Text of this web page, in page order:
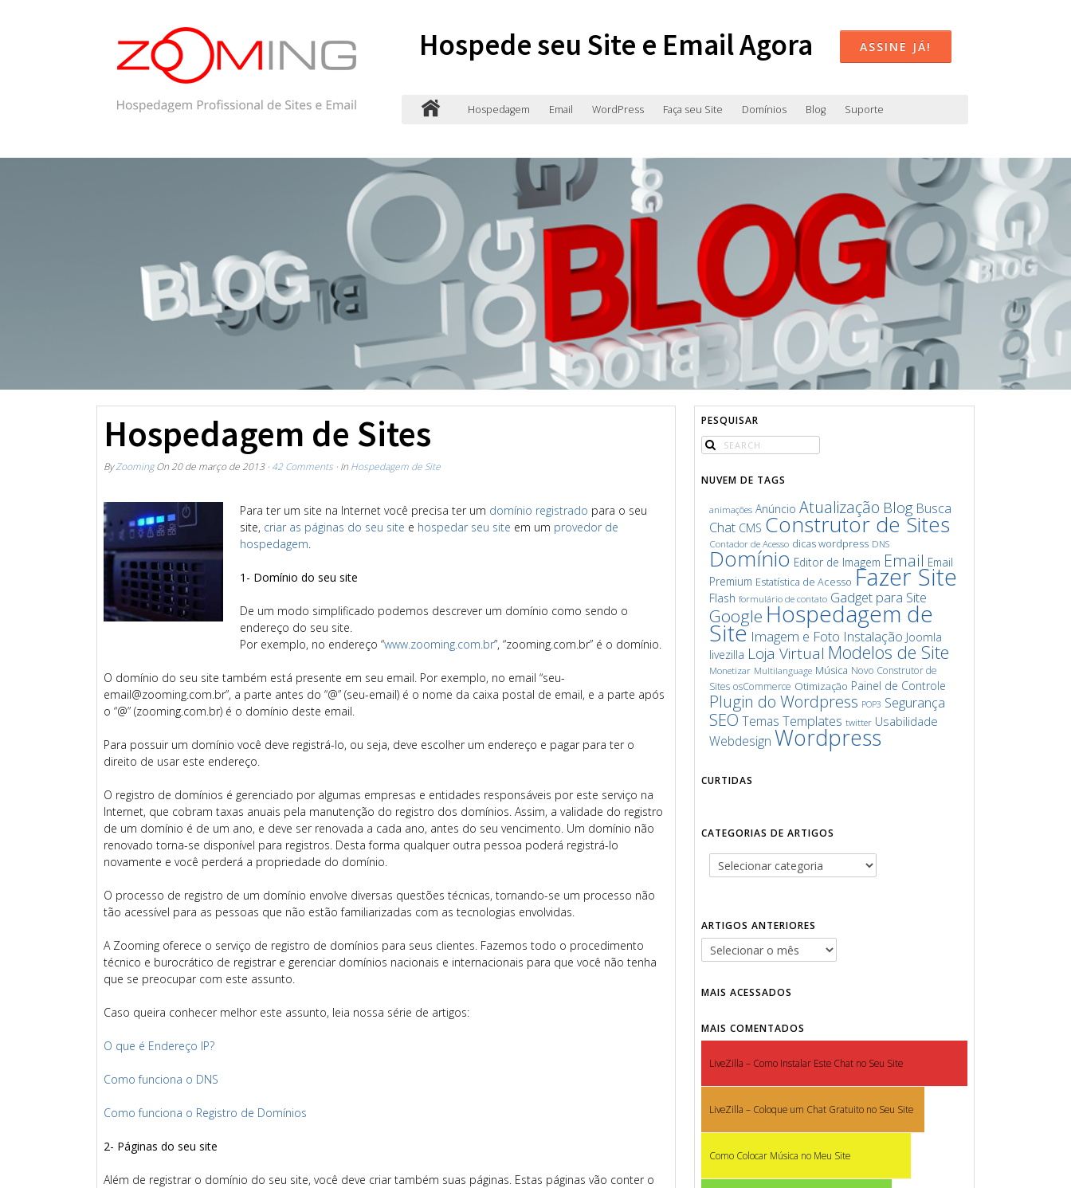
Hospede seu Site e Email Agora ASSINE JÁ!
Hospedagem Email WordPress Faça seu Site Domínios Blog Suporte
Hospedagem de Sites
ByZoomingOn 20 de março de 2013· 42 Comments · In Hospedagem de Site
Para ter um site na Internet você precisa ter um domínio registrado para o seu
site, criar as páginas do seu site e hospedar seu site em um provedor de
hospedagem.
1- Domínio do seu site
De um modo simplificado podemos descrever um domínio como sendo o
endereço do seu site.
Por exemplo, no endereço “www.zooming.com.br”, “zooming.com.br” é o domínio.
O domínio do seu site também está presente em seu email. Por exemplo, no email “seu-
email@zooming.com.br”, a parte antes do “@” (seu-email) é o nome da caixa postal de email, e a parte após
o “@” (zooming.com.br) é o domínio deste email.
Para possuir um domínio você deve registrá-lo, ou seja, deve escolher um endereço e pagar para ter o
direito de usar este endereço.
O registro de domínios é gerenciado por algumas empresas e entidades responsáveis por este serviço na
Internet, que cobram taxas anuais pela manutenção do registro dos domínios. Assim, a validade do registro
de um domínio é de um ano, e deve ser renovada a cada ano, antes do seu vencimento. Um domínio não
renovado torna-se disponível para registros. Desta forma qualquer outra pessoa poderá registrá-lo
novamente e você perderá a propriedade do domínio.
O processo de registro de um domínio envolve diversas questões técnicas, tornando-se um processo não
tão acessível para as pessoas que não estão familiarizadas com as tecnologias envolvidas.
A Zooming oferece o serviço de registro de domínios para seus clientes. Fazemos todo o procedimento
técnico e burocrático de registrar e gerenciar domínios nacionais e internacionais para que você não tenha
que se preocupar com este assunto.
Caso queira conhecer melhor este assunto, leia nossa série de artigos:
O que é Endereço IP?
Como funciona o DNS
Como funciona o Registro de Domínios
2- Páginas do seu site
Além de registrar o domínio do seu site, você deve criar também suas páginas. Estas páginas vão conter o
PESQUISAR
NUVEM DE TAGS
animações Anúncio Atualização Blog Busca
Chat CMS Construtor de Sites
Contador de Acesso dicas wordpress DNS
Domínio Editor de Imagem Email Email
Premium Estatística de Acesso Fazer Site
Flash formulário de contato Gadget para Site
Google Hospedagem de
Site Imagem e Foto Instalação Joomla
livezilla Loja Virtual Modelos de Site
Monetizar Multilanguage Música Novo Construtor de
Sites osCommerce Otimização Painel de Controle
Plugin do Wordpress POP3 Segurança
SEO Temas Templates twitter Usabilidade
Webdesign Wordpress
CURTIDAS
CATEGORIAS DE ARTIGOS
ARTIGOS ANTERIORES
MAIS ACESSADOS
MAIS COMENTADOS
LiveZilla – Como Instalar Este Chat no Seu Site
LiveZilla – Coloque um Chat Gratuito no Seu Site
Como Colocar Música no Meu Site